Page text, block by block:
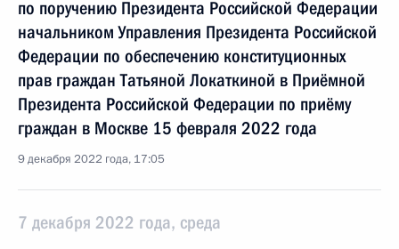
по поручению Президента Российской Федерации
начальником Управления Президента Российской
Федерации по обеспечению конституционных
прав граждан Татьяной Локаткиной в Приёмной
Президента Российской Федерации по приёму
граждан в Москве 15 февраля 2022 года
9 декабря 2022 года, 17:05
7 декабря 2022 года, среда